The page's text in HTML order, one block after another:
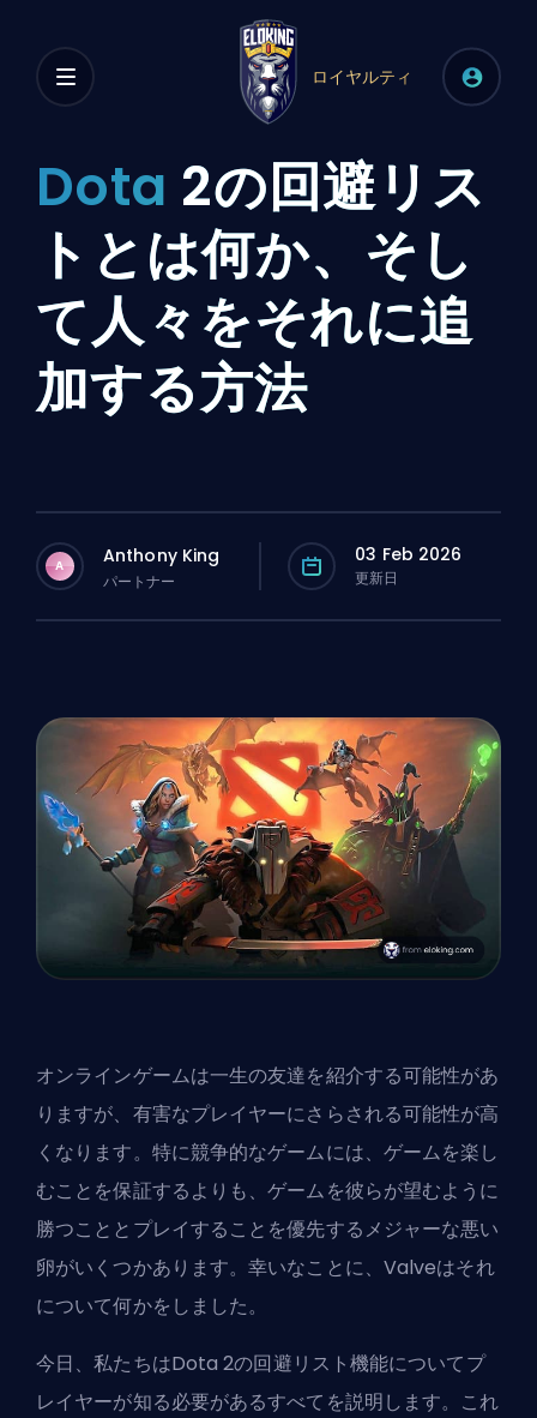
ロイヤルティ
Dota 2の回避リス
トとは何か、そし
て人々をそれに追
加する方法
A Anthony King
パートナー
03 Feb 2026
更新日
オンラインゲームは一生の友達を紹介する可能性があ
りますが、有害なプレイヤーにさらされる可能性が高
くなります。特に競争的なゲームには、ゲームを楽し
むことを保証するよりも、ゲームを彼らが望むように
勝つこととプレイすることを優先するメジャーな悪い
卵がいくつかあります。幸いなことに、 Valveはそれ
について何かをしました。
今日、私たちはDota 2の回避リスト機能についてプ
レイヤーが知る必要があるすべてを説明します。これ